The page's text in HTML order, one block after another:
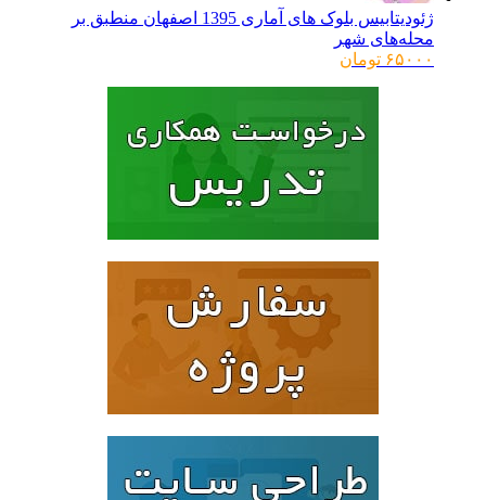
ژئودیتابیس بلوک های آماری 1395 اصفهان منطبق بر
محله‌های شهر
۶۵۰۰۰ تومان